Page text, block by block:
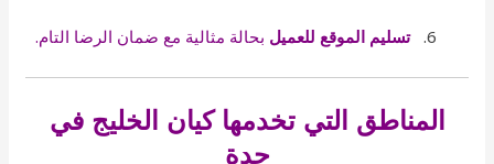
تسليم الموقع للعميل بحالة مثالية مع ضمان الرضا التام.
المناطق التي تخدمها كيان الخليج في
جدة